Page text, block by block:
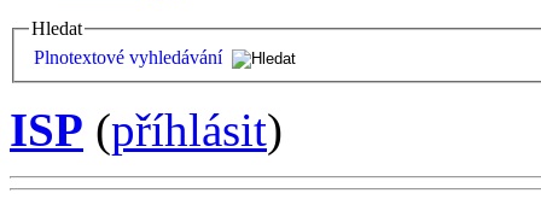
Hledat
Plnotextové vyhledávání
ISP (příhlásit)